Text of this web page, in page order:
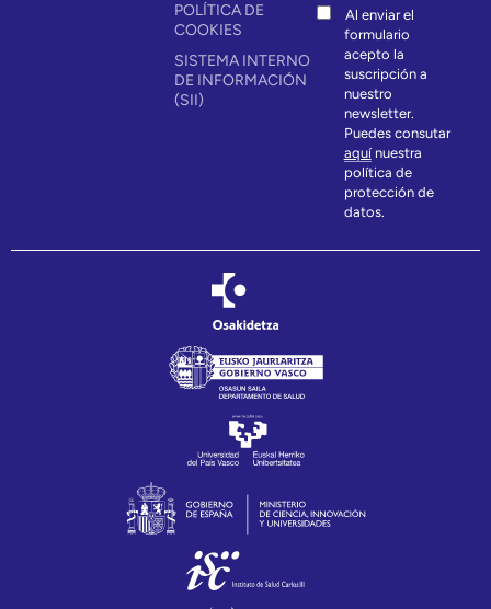
POLÍTICA DE
COOKIES
SISTEMA INTERNO
DE INFORMACIÓN
(SII)
Al enviar el
formulario
acepto la
suscripción a
nuestro
newsletter.
Puedes consutar
aquínuestra
política de
protección de
datos.